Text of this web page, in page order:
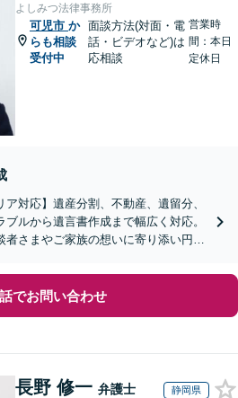
よしみつ法律事務所
可児市 か
らも相談
受付中
面談方法(対面・電
話・ビデオなど)は
応相談
営業時
間：本日
定休日
ア対応】遺産分割、不動産、遺留分、
ルから遺言書作成まで幅広く対応。
者さまやご家族の想いに寄り添い円滑
でお問い合わせ
長野 修一 弁護士 静岡県